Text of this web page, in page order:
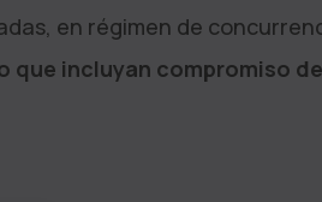
en régimen de
que incluyan compromiso